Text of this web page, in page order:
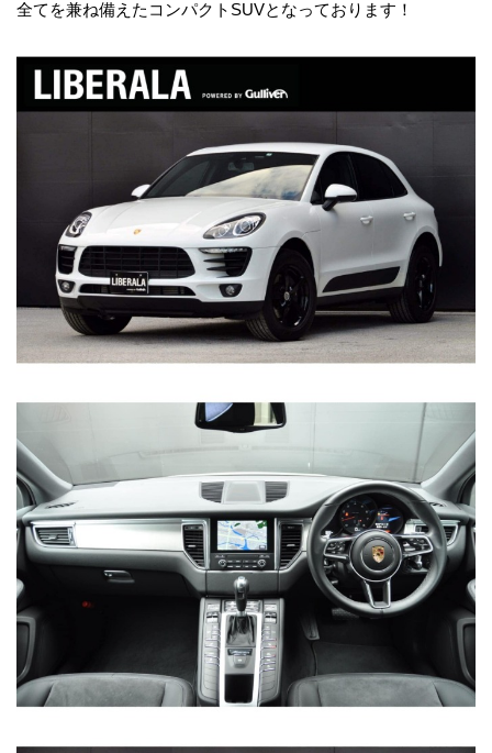
全てを兼ね備えたコンパクトSUVとなっております！